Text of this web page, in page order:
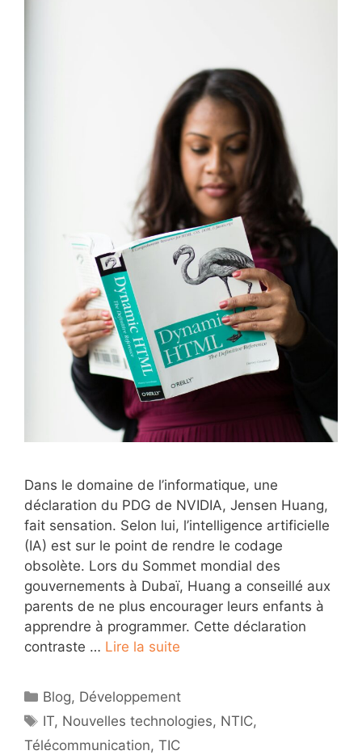
Dans le domaine de l’informatique, une
déclaration du PDG de NVIDIA, Jensen Huang,
fait sensation. Selon lui, l’intelligence artificielle
(IA) est sur le point de rendre le codage
obsolète. Lors du Sommet mondial des
gouvernements à Dubaï, Huang a conseillé aux
parents de ne plus encourager leurs enfants à
apprendre à programmer. Cette déclaration
contraste … Lire la suite
Catégories
Blog, Développement
Étiquettes
IT, Nouvelles technologies, NTIC,
Télécommunication, TIC